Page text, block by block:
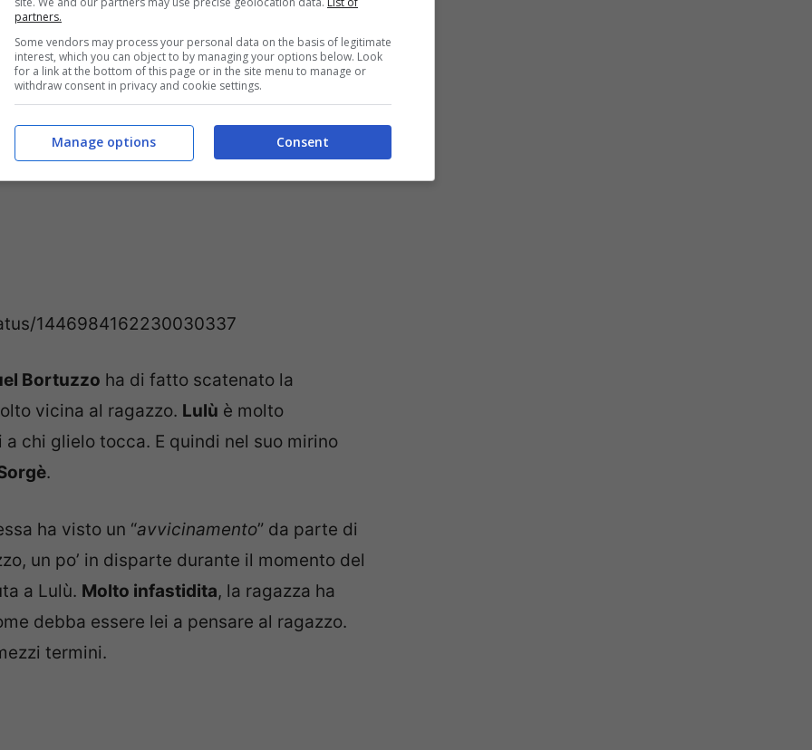
all’attacco
1446984162230030337
Bortuzzo ha di fatto scatenato la
vicina al ragazzo. Lulù è molto
chi glielo tocca. E quindi nel suo mirino
.
ha visto un “avvicinamento” da parte di
un po’ in disparte durante il momento del
a Lulù. Molto infastidita, la ragazza ha
debba essere lei a pensare al ragazzo.
termini.
partners.
Some vendors may process your personal data on the basis of legitimate
interest, which you can object to by managing your options below. Look
for a link at the bottom of this page or in the site menu to manage or
withdraw consent in privacy and cookie settings.
Consent
Manage options